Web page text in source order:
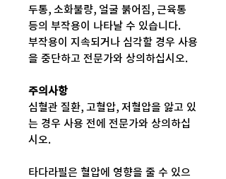
두통, 소화불량, 얼굴 붉어짐, 근육통
등의 부작용이 나타날 수 있습니다.
부작용이 지속되거나 심각할 경우 사용
을 중단하고 전문가와 상의하십시오.
주의사항
심혈관 질환, 고혈압, 저혈압을 앓고 있
는 경우 사용 전에 전문가와 상의하십
시오.
타다라필은 혈압에 영향을 줄 수 있으